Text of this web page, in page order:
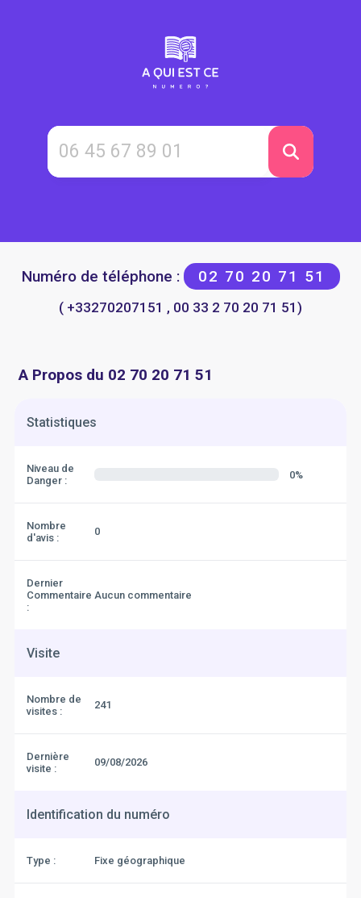
Numéro de téléphone : 02 70 20 71 51
( +33270207151 , 00 33 2 70 20 71 51)
A Propos du 02 70 20 71 51
Statistiques
Niveau de
Danger :
0%
Nombre
d'avis :
0
Dernier
Commentaire
:
Aucun commentaire
Visite
Nombre de
visites :
241
Dernière
visite :
09/08/2026
Identification du numéro
Type : Fixe géographique